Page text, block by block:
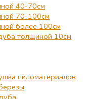
40-70см
70-100см
более 100см
толщиной 10см
пиломатериалов